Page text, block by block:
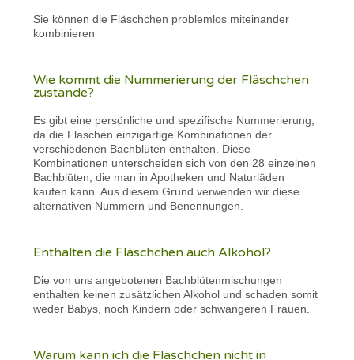
Sie können die Fläschchen problemlos miteinander
kombinieren
Wie kommt die Nummerierung der Fläschchen
zustande?
Es gibt eine persönliche und spezifische Nummerierung,
da die Flaschen einzigartige Kombinationen der
verschiedenen Bachblüten enthalten. Diese
Kombinationen unterscheiden sich von den 28 einzelnen
Bachblüten, die man in Apotheken und Naturläden
kaufen kann. Aus diesem Grund verwenden wir diese
alternativen Nummern und Benennungen.
Enthalten die Fläschchen auch Alkohol?
Die von uns angebotenen Bachblütenmischungen
enthalten keinen zusätzlichen Alkohol und schaden somit
weder Babys, noch Kindern oder schwangeren Frauen.
Warum kann ich die Fläschchen nicht in